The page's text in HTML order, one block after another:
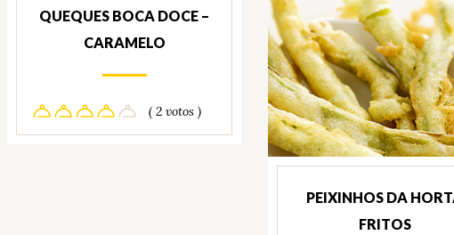
QUEQUES BOCA DOCE –
CARAMELO
( 2 votos )
PEIXINHOS DA
FRITOS